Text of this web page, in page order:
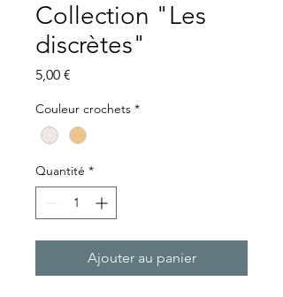
Collection "Les
discrètes"
5,00 €
Couleur crochets *
Quantité *
Ajouter au panier